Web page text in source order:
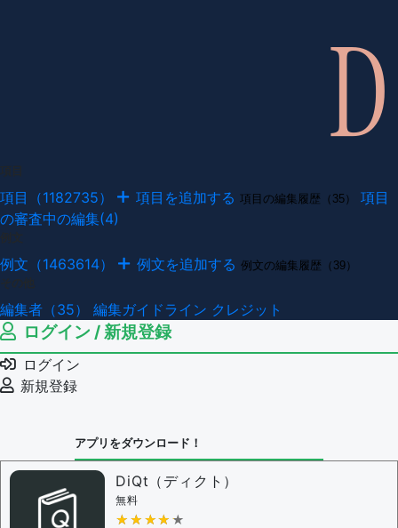
項目（1182735） 項目を追加する 項目の編集履歴（35）
項目
の審査中の編集(4)
例文（1463614） 例文を追加する 例文の編集履歴（39）
編集者（35） 編集ガイドライン クレジット
ログイン / 新規登録
ログイン
新規登録
アプリをダウンロード！
DiQt（ディクト）
無料
★★★★★
★★★★★